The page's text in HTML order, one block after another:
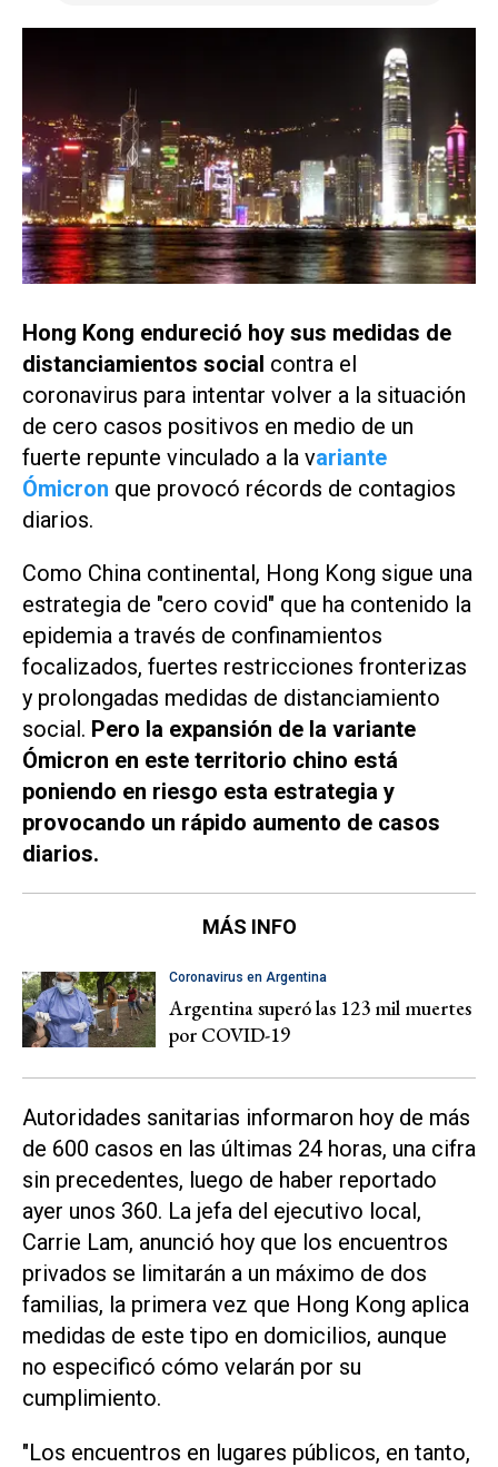
Hong Kong endureció hoy sus medidas de
distanciamientos social contra el
coronavirus para intentar volver a la situación
de cero casos positivos en medio de un
fuerte repunte vinculado a la variante
Ómicron que provocó récords de contagios
diarios.
Como China continental, Hong Kong sigue una
estrategia de "cero covid" que ha contenido la
epidemia a través de confinamientos
focalizados, fuertes restricciones fronterizas
y prolongadas medidas de distanciamiento
social. Pero la expansión de la variante
Ómicron en este territorio chino está
poniendo en riesgo esta estrategia y
provocando un rápido aumento de casos
diarios.
MÁS INFO
Coronavirus en Argentina
Argentina superó las 123 mil muertes
por COVID-19
Autoridades sanitarias informaron hoy de más
de 600 casos en las últimas 24 horas, una cifra
sin precedentes, luego de haber reportado
ayer unos 360. La jefa del ejecutivo local,
Carrie Lam, anunció hoy que los encuentros
privados se limitarán a un máximo de dos
familias, la primera vez que Hong Kong aplica
medidas de este tipo en domicilios, aunque
no especificó cómo velarán por su
cumplimiento.
"Los encuentros en lugares públicos, en tanto,